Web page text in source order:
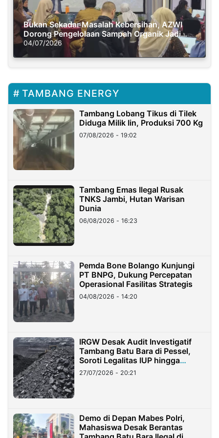
Bukan Sekadar Masalah Kebersihan, AZWI
Dorong Pengelolaan Sampah Organik Jadi
Solusi Krisis Iklim
04/07/2026
TAMBANG ENERGY
Tambang Lobang Tikus di Tilek
Diduga Milik Iin, Produksi 700 Kg
07/08/2026 - 19:02
Tambang Emas Ilegal Rusak
TNKS Jambi, Hutan Warisan
Dunia
06/08/2026 - 16:23
Pemda Bone Bolango Kunjungi
PT BNPG, Dukung Percepatan
Operasional Fasilitas Strategis
04/08/2026 - 14:20
IRGW Desak Audit Investigatif
Tambang Batu Bara di Pessel,
Soroti Legalitas IUP hingga
Stockpile
27/07/2026 - 20:21
Demo di Depan Mabes Polri,
Mahasiswa Desak Berantas